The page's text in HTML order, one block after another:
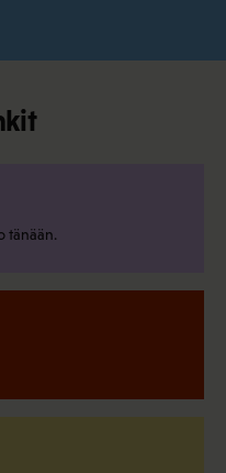
tänään.